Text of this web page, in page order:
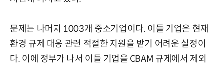
문제는 나머지 1003개 중소기업이다. 이들 기업은 현재
환경 규제 대응 관련 적절한 지원을 받기 어려운 실정이
다. 이에 정부가 나서 이들 기업을 CBAM 규제에서 제외